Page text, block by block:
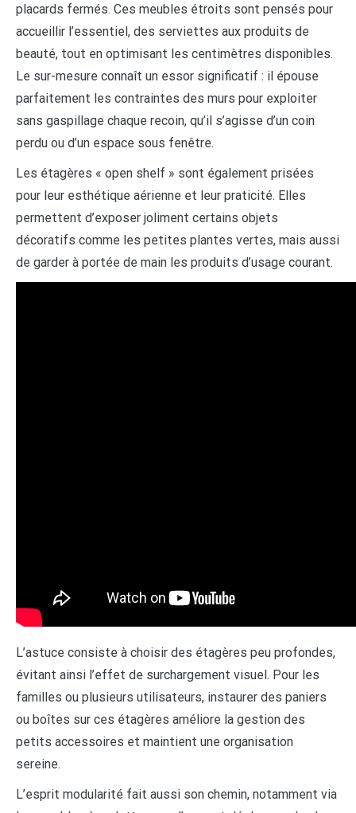
placards fermés. Ces meubles étroits sont pensés pour
accueillir l’essentiel, des serviettes aux produits de
beauté, tout en optimisant les centimètres disponibles.
Le sur-mesure connaît un essor significatif : il épouse
parfaitement les contraintes des murs pour exploiter
sans gaspillage chaque recoin, qu’il s’agisse d’un coin
perdu ou d’un espace sous fenêtre.
Les étagères « open shelf » sont également prisées
pour leur esthétique aérienne et leur praticité. Elles
permettent d’exposer joliment certains objets
décoratifs comme les petites plantes vertes, mais aussi
de garder à portée de main les produits d’usage courant.
L’astuce consiste à choisir des étagères peu profondes,
évitant ainsi l’effet de surchargement visuel. Pour les
familles ou plusieurs utilisateurs, instaurer des paniers
ou boîtes sur ces étagères améliore la gestion des
petits accessoires et maintient une organisation
sereine.
L’esprit modularité fait aussi son chemin, notamment via